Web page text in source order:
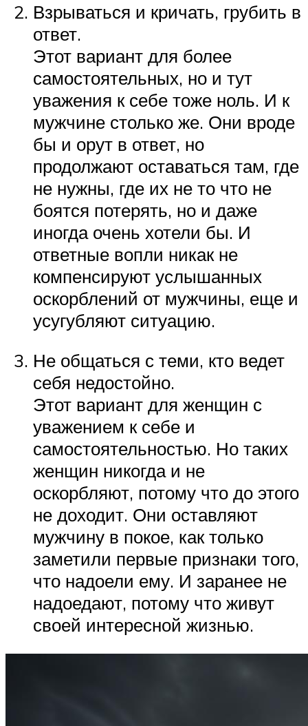
Взрываться и кричать, грубить в
ответ.
Этот вариант для более
самостоятельных, но и тут
уважения к себе тоже ноль. И к
мужчине столько же. Они вроде
бы и орут в ответ, но
продолжают оставаться там, где
не нужны, где их не то что не
боятся потерять, но и даже
иногда очень хотели бы. И
ответные вопли никак не
компенсируют услышанных
оскорблений от мужчины, еще и
усугубляют ситуацию.
Не общаться с теми, кто ведет
себя недостойно.
Этот вариант для женщин с
уважением к себе и
самостоятельностью. Но таких
женщин никогда и не
оскорбляют, потому что до этого
не доходит. Они оставляют
мужчину в покое, как только
заметили первые признаки того,
что надоели ему. И заранее не
надоедают, потому что живут
своей интересной жизнью.